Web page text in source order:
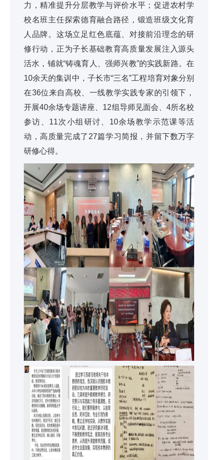
力，精准提升分层教学与评价水平；促进农村学
校名班主任探索德育融合路径，锻造班级文化育
人品牌。这场立足红色底蕴、对接前沿理念的研
修行动，正为子长基础教育高质量发展注入源头
活水，铺就“铸魂育人、强师兴教”的实践新路。在
10余天的集训中，子长市“三名”工程培育对象分别
在36位来自高校、一线教学实践专家的引领下，
开展40余场专题讲座、12组导师见面会、4所名校
参访、11次小组研讨、10余场教学示范课等活
动，高质量完成了27篇学习简报，并留下数万字
研修心得。